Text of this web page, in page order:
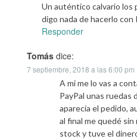
Un auténtico calvario los
digo nada de hacerlo
Responder
Tomás dice:
7 septiembre, 2018 a las 6:00 pm
A mi me lo vas a
PayPal unas ruedas
aparecía el pedido,
al final me quedé
stock y tuve el